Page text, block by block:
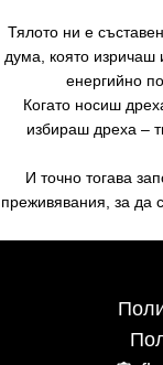
Тялото ни е
дума, която
енергийно
Когато носиш
избираш дреха –
И точно тогава
преживявания, за да